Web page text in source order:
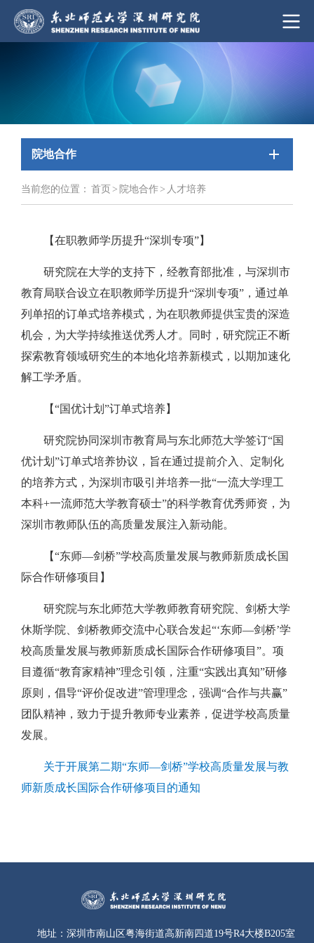
院地合作
当前您的位置： 首页> 院地合作> 人才培养
【在职教师学历提升“深圳专项”】
研究院在大学的支持下，经教育部批准，与深圳市
教育局联合设立在职教师学历提升“深圳专项”，通过单
列单招的订单式培养模式，为在职教师提供宝贵的深造
机会，为大学持续推送优秀人才。
同时，研究院正不断
探索教育领域研究生的本地化培养新模式，以期加速化
解工学矛盾。
【“国优计划”订单式培养】
研究院协同深圳市教育局与东北师范大学签订“国
优计划”订单式培养协议，旨在通过提前介入、定制化
的培养方式，为深圳市吸引并培养一批“一流大学理工
本科+一流师范大学教育硕士”的科学教育优秀师资，为
深圳市教师队伍的高质量发展注入新动能。
【“东师—剑桥”学校高质量发展与教师新质成长国
际合作研修项目 】
研究院与东北师范大学教师教育研究院、剑桥大学
休斯学院、剑桥教师交流中心联合发起“‘东师—剑桥’学
校高质量发展与教师新质成长国际合作研修项目”。项
目遵循“教育家精神”理念引领，注重“实践出真知”研修
原则，倡导“评价促改进”管理理念，强调“合作与共赢”
团队精神，致力于提升教师专业素养，促进学校高质量
发展。
关于开展第二期“东师—剑桥”学校高质量发展与教
师新质成长国际合作研修项目的通知
地址： 深圳市南山区粤海街道高新南四道19号R4大楼B205室